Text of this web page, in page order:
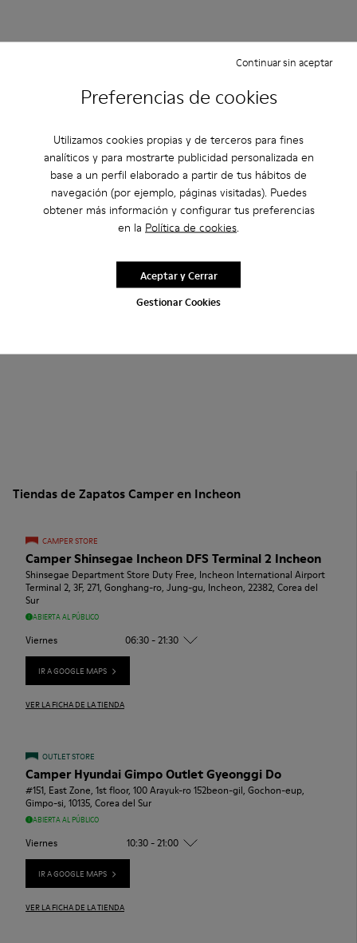
Preferencias de cookies
Utilizamos cookies propias y de terceros para fines
analíticos y para mostrarte publicidad personalizada en
base a un perfil elaborado a partir de tus hábitos de
navegación (por ejemplo, páginas visitadas). Puedes
obtener más información y configurar tus preferencias
en la Política de cookies.
Gestionar Cookies
Continuar sin aceptar
Aceptar y Cerrar
Tiendas de Zapatos Camper en Incheon
CAMPER STORE
Camper Shinsegae Incheon DFS Terminal 2 Incheon
Shinsegae Department Store Duty Free, Incheon International Airport
Terminal 2, 3F, 271, Gonghang-ro, Jung-gu, Incheon, 22382, Corea del
Sur
ABIERTA AL PÚBLICO
Viernes 06:30 - 21:30
IR A GOOGLE MAPS
VER LA FICHA DE LA TIENDA
OUTLET STORE
Camper Hyundai Gimpo Outlet Gyeonggi Do
#151, East Zone, 1st floor, 100 Arayuk-ro 152beon-gil, Gochon-eup,
Gimpo-si, 10135, Corea del Sur
ABIERTA AL PÚBLICO
Viernes 10:30 - 21:00
IR A GOOGLE MAPS
VER LA FICHA DE LA TIENDA